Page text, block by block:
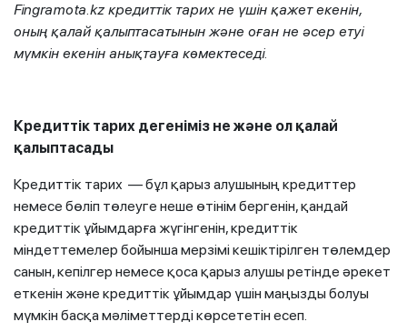
Fingramota.kz кредиттік тарих не үшін қажет екенін,
оның қалай қалыптасатынын және оған не әсер етуі
мүмкін екенін анықтауға көмектеседі.
Кредиттік тарих дегеніміз не және ол қалай
қалыптасады
Кредиттік тарих — бұл қарыз алушының кредиттер
немесе бөліп төлеуге неше өтінім бергенін, қандай
кредиттік ұйымдарға жүгінгенін, кредиттік
міндеттемелер бойынша мерзімі кешіктірілген төлемдер
санын, кепілгер немесе қоса қарыз алушы ретінде әрекет
еткенін және кредиттік ұйымдар үшін маңызды болуы
мүмкін басқа мәліметтерді көрсететін есеп.